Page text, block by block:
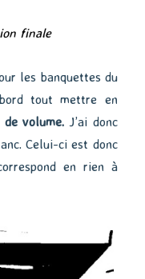
finale
les banquettes du
tout mettre en
volume.J’ai donc
Celui-ci est donc
en rien à